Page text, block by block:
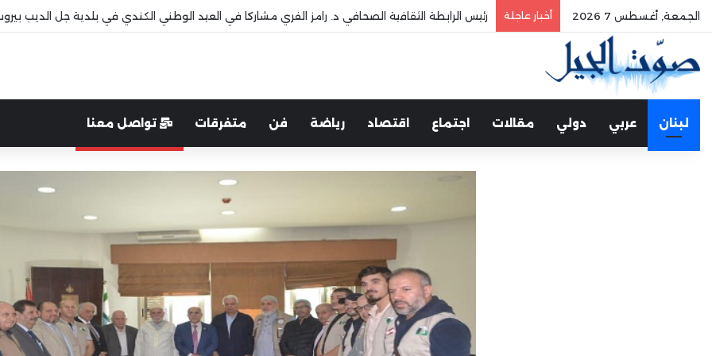
الجمعة, أغسطس 7 2026 أخبار عاجلة رئيس الرابطة الثقافية الصحافي د. رامز الفري مشاركا في العيد الوطني الكندي في بلدية جل الديب
لبنان عربي دولي مقالات اجتماع اقتصاد رياضة فن متفرقات تواصل معنا